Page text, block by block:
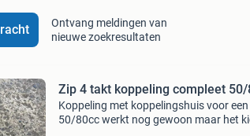
Ontvang meldingen van
nieuwe zoekresultaten
Zip 4 takt
Koppeling met koppelingshuis voor
50/80cc werkt nog gewoon maar het